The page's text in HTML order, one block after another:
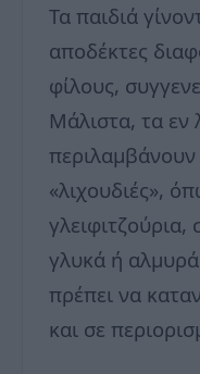
Τα παιδιά
αποδέκτες
φίλους,
Μάλιστα, τα εν
«λιχουδιές»,
γλειφιτζούρια,
γλυκά ή
πρέπει να
και σε